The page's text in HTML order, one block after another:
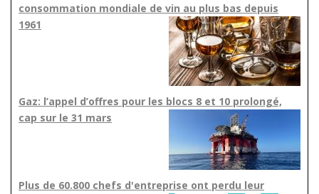
consommation mondiale de vin au plus bas depuis
1961
Gaz: l’appel d’offres pour les blocs 8 et 10 prolongé,
cap sur le 31 mars
Plus de 60.800 chefs d'entreprise ont perdu leur